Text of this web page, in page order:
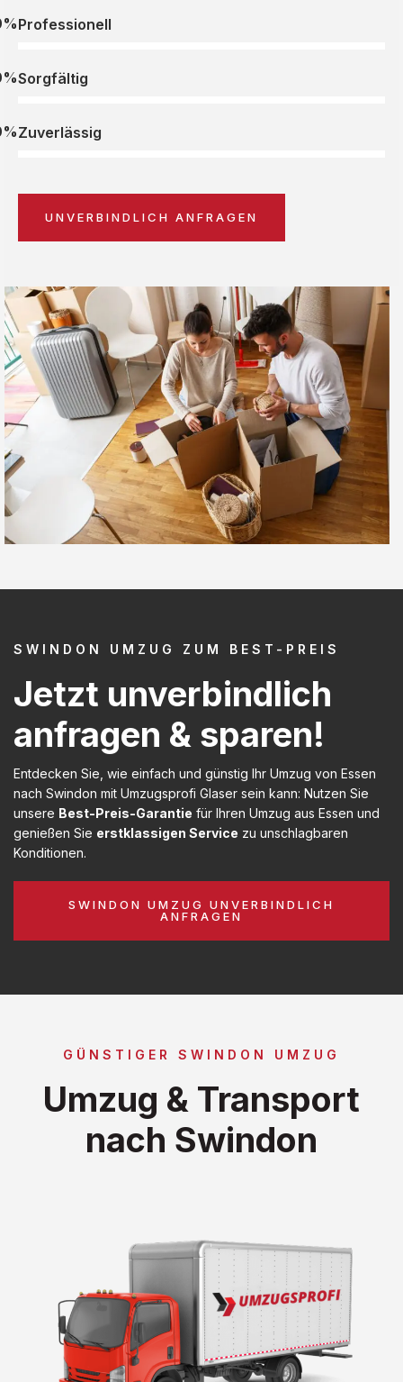
Professionell
Sorgfältig
Zuverlässig
UNVERBINDLICH ANFRAGEN
SWINDON UMZUG ZUM BEST-PREIS
Jetzt unverbindlich
anfragen & sparen!
Entdecken Sie, wie einfach und günstig Ihr Umzug von Essen
nach Swindon mit Umzugsprofi Glaser sein kann: Nutzen Sie
unsere Best-Preis-Garantie für Ihren Umzug aus Essen und
genießen Sie erstklassigen Service zu unschlagbaren
Konditionen.
SWINDON UMZUG UNVERBINDLICH
ANFRAGEN
GÜNSTIGER SWINDON UMZUG
Umzug & Transport
nach Swindon